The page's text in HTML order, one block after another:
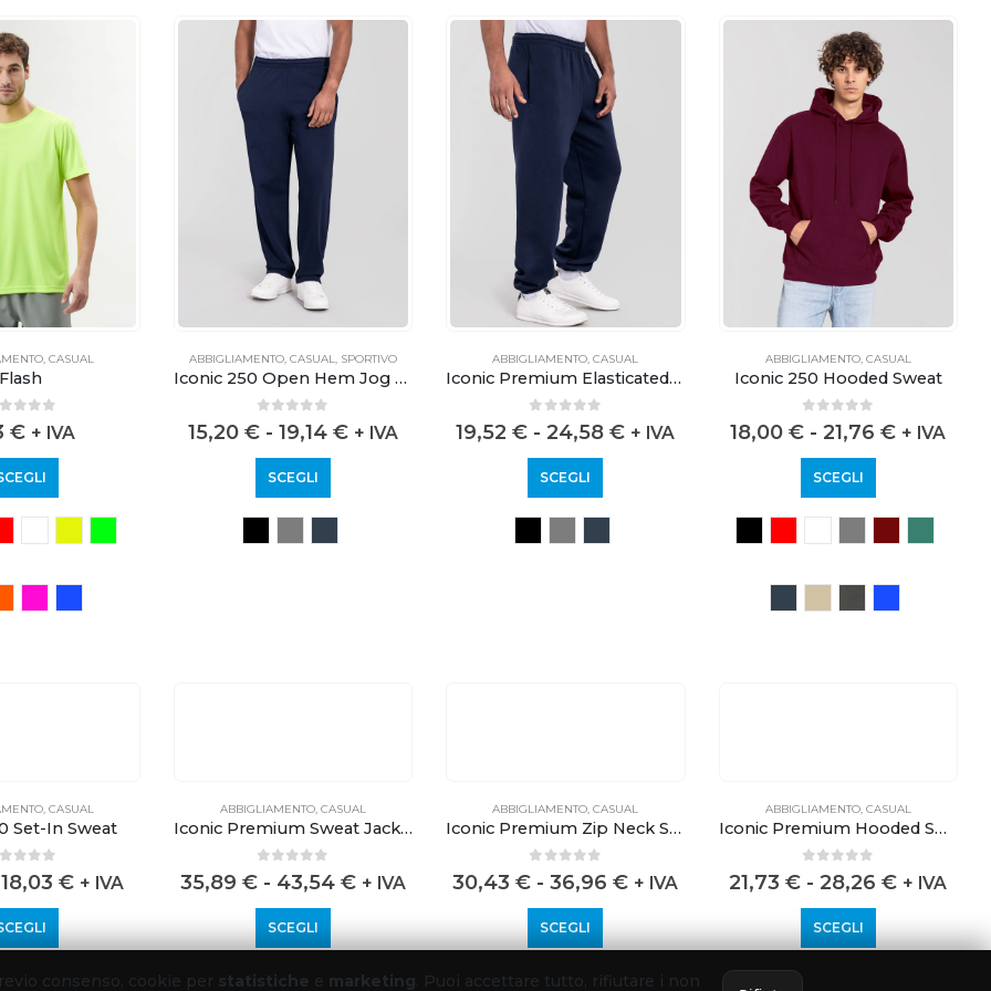
, CASUAL
Flash
of 5
€ + IVA
ABBIGLIAMENTO ,CASUAL SPORTIVO
Iconic 250 Open Hem Jog Pants
0 out of 5
15,20€ - 19,14€ + IVA
SCEGLI
ABBIGLIAMENTO ,CASUAL
Iconic Premium Elasticated Cuff Jog Pants
out of 5
19,52€ - 24,58€ + IVA
SCEGLI
ABBIGLIAMENTO, CASUAL
Iconic 250 Hooded Sweat
0 out of 5
18,00€ - 21,76€ + IVA
SCEGLI
consenso, cookie per statistiche e marketing. Puoi accettare tutto, rifiutare i non